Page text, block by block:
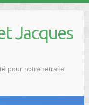
Jacques
pour notre retraite